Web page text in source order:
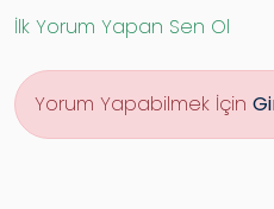
İlk Yorum Yapan Sen Ol
Yorum Yapabilmek İçin